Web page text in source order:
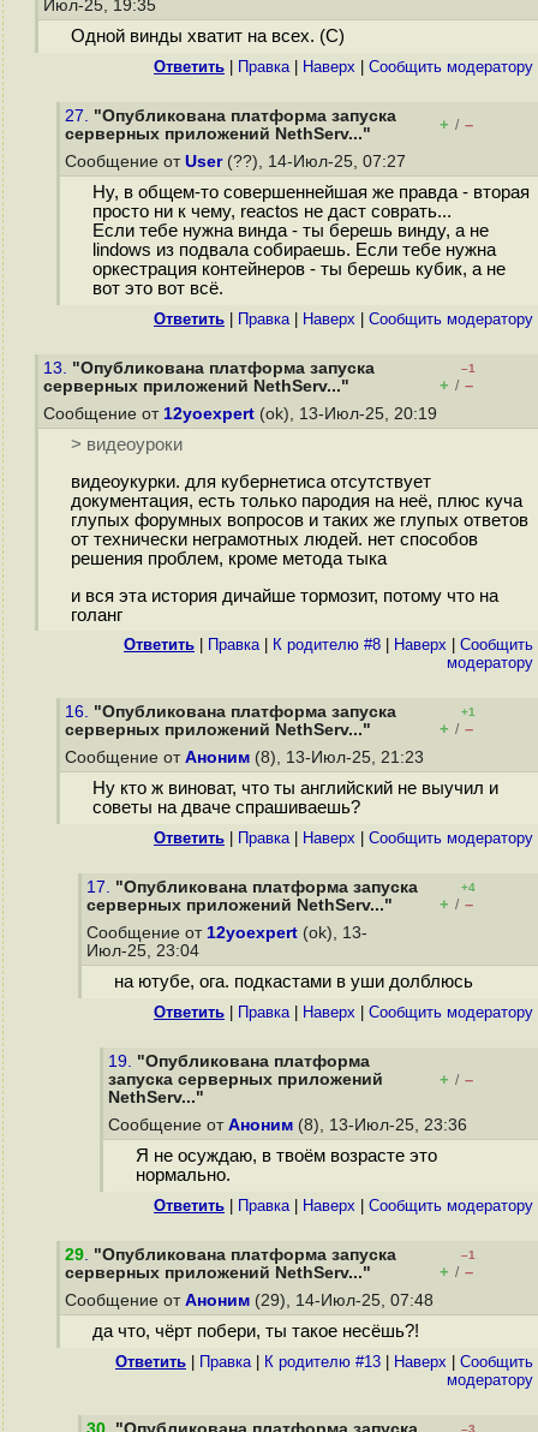
Июл-25, 19:35
Одной винды хватит на всех. (С)
Ответить Правка| Наверх Cообщить модератору
27. "Опубликована платформа запуска
серверных приложений NethServ..."
+ / –
Сообщение от User(??), 14-Июл-25, 07:27
Ну, в общем-то совершеннейшая же правда - вторая
просто ни к чему, reactos не даст соврать...
Если тебе нужна винда - ты берешь винду, а не
lindows из подвала собираешь. Если тебе нужна
оркестрация контейнеров - ты берешь кубик, а не
вот это вот всё.
Ответить Правка| Наверх Cообщить модератору
13. "Опубликована платформа запуска
серверных приложений NethServ..."
–1
+ / –
Сообщение от 12yoexpert (ok), 13-Июл-25, 20:19
> видеоуроки
видеоукурки. для кубернетиса отсутствует
документация, есть только пародия на неё, плюс куча
глупых форумных вопросов и таких же глупых ответов
от технически неграмотных людей. нет способов
решения проблем, кроме метода тыка
и вся эта история дичайше тормозит, потому что на
голанг
Ответить Правка| К родителю #8 Наверх
Cообщить
модератору
16. "Опубликована платформа запуска
серверных приложений NethServ..."
+1
+ / –
Сообщение от Аноним (8), 13-Июл-25, 21:23
Ну кто ж виноват, что ты английский не выучил и
советы на дваче спрашиваешь?
Ответить Правка| Наверх Cообщить модератору
17. "Опубликована платформа запуска
серверных приложений NethServ..."
+4
+ / –
Сообщение от 12yoexpert (ok), 13-
Июл-25, 23:04
на ютубе, ога. подкастами в уши долблюсь
Ответить Правка| Наверх Cообщить модератору
19. "Опубликована платформа
запуска серверных приложений
NethServ..."
+ / –
Сообщение от Аноним (8), 13-Июл-25, 23:36
Я не осуждаю, в твоём возрасте это
нормально.
Ответить Правка| Наверх Cообщить модератору
29. "Опубликована платформа запуска
серверных приложений NethServ..."
–1
+ / –
Сообщение от Аноним (29), 14-Июл-25, 07:48
да что, чёрт побери, ты такое несёшь?!
Ответить Правка| К родителю #13 Наверх
Cообщить
модератору
–3